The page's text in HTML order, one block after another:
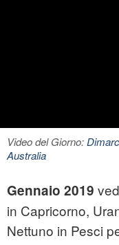
Video del Giorno:
Australia
Gennaio 2019
in Capricorno,
Nettuno in Pesci